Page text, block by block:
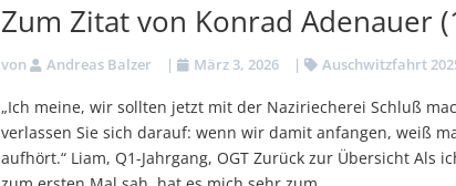
Zum Zitat von Konrad Adenauer
von Andreas Balzer | März 3, 2026 | Auschwitzfahrt
„Ich meine, wir sollten jetzt mit der Naziriecherei Schluß
verlassen Sie sich darauf: wenn wir damit anfangen, weiß
aufhört.“ Liam, Q1-Jahrgang, OGT Zurück zur Übersicht Als